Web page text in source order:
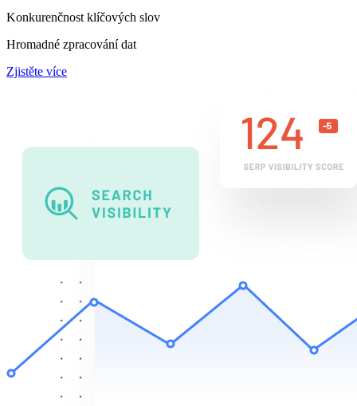
Konkurenčnost klíčových slov
Hromadné zpracování dat
Zjistěte více